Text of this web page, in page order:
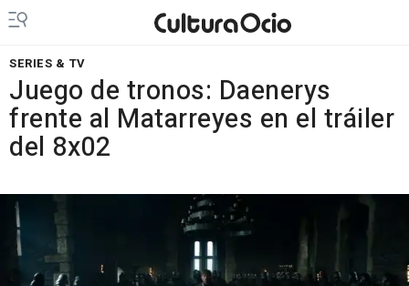
SERIES & TV
Juego de tronos: Daenerys
frente al Matarreyes en el tráiler
del 8x02